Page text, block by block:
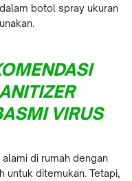
botol spray ukuran
VIRUS
di rumah dengan
untuk ditemukan. Tetapi,